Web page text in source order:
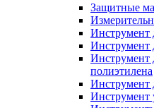
Защитные
Инструмент
Инструмент
Инструмент
полиэтилена
Инструмент
Инструмент